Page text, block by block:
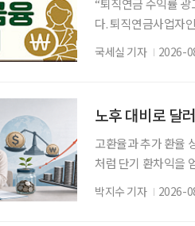
“퇴직연금 수익률
다. 퇴직연금사업자
드), 비대면 가입
건 옮기는 것만이
국세실 기자 2026-
노후 대비로 달
고환율과 추가 환율
처럼 단기 환차익을
득과 유동성이 줄
능성을 함께 살펴야
박지수 기자 2026-